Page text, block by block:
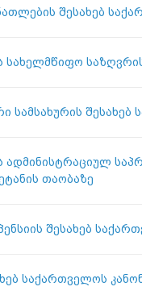
შესახებ
სამსახურის
თაობაზე
შესახებ
საქართველოს